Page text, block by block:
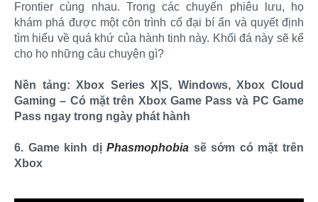
Frontier cùng nhau. Trong các chuyến phiêu lưu, họ
khám phá được một côn trình cổ đại bí ẩn và quyết định
tìm hiểu về quá khứ của hành tinh này. Khối đá này sẽ kể
cho họ những câu chuyện gì?
Nền tảng: Xbox Series X|S, Windows, Xbox Cloud
Gaming – Có mặt trên Xbox Game Pass và PC Game
Pass ngay trong ngày phát hành
6. Game kinh dịPhasmophobia sẽ sớm có mặt trên
Xbox